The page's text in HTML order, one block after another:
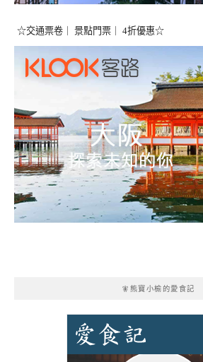
☆交通票卷｜ 景點門票｜ 4折優惠☆
🧚熊寶小榆的愛食記